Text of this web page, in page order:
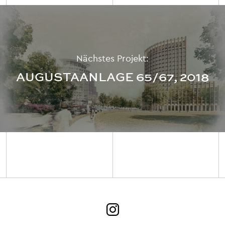
Nächstes Projekt:
AUGUSTAANLAGE 65/67, 2018